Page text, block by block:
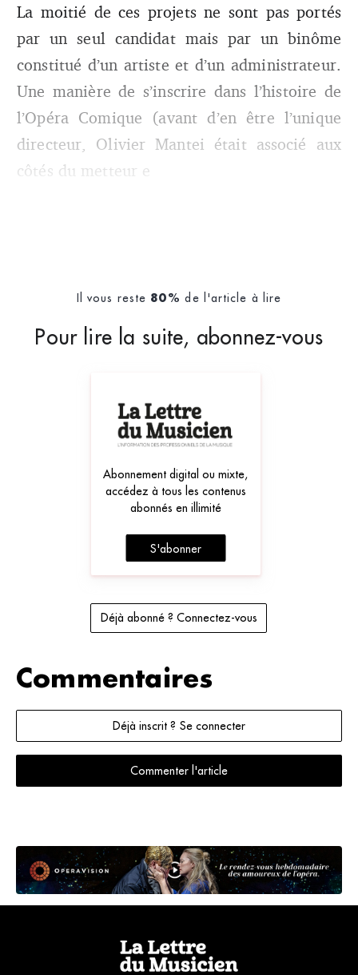
La moitié de ces projets ne sont pas portés
par un seul candidat mais par un binôme
constitué d’un artiste et d’un administrateur.
Une manière de s’inscrire dans l’histoire de
l’Opéra Comique (avant d’en être l’unique
directeur, Olivier Mantei était associé aux
côtés du metteur e
Il vous reste 80% de l'article à lire
Pour lire la suite, abonnez-vous
Abonnement digital ou mixte,
accédez à tous les contenus
abonnés en illimité
S'abonner
Déjà abonné ? Connectez-vous
Commentaires
Déjà inscrit ? Se connecter
Commenter l'article